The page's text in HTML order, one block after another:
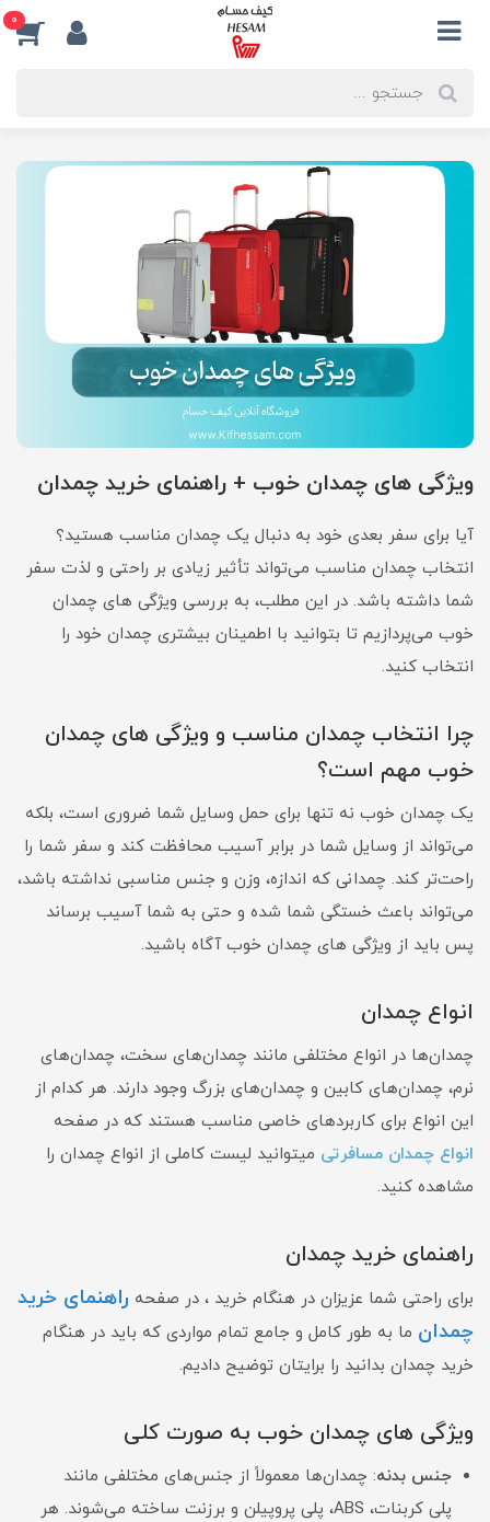
0
ویژگی های چمدان خوب + راهنمای خرید چمدان
آیا برای سفر بعدی خود به دنبال یک چمدان مناسب هستید؟
انتخاب چمدان مناسب می‌تواند تأثیر زیادی بر راحتی و لذت سفر
شما داشته باشد. در این مطلب، به بررسی ویژگی های چمدان
خوب می‌پردازیم تا بتوانید با اطمینان بیشتری چمدان خود را
انتخاب کنید.
چرا انتخاب چمدان مناسب و ویژگی های چمدان
خوب مهم است؟
یک چمدان خوب نه تنها برای حمل وسایل شما ضروری است، بلکه
می‌تواند از وسایل شما در برابر آسیب محافظت کند و سفر شما را
راحت‌تر کند. چمدانی که اندازه، وزن و جنس مناسبی نداشته باشد،
می‌تواند باعث خستگی شما شده و حتی به شما آسیب برساند
پس باید از ویژگی های چمدان خوب آگاه باشید.
انواع چمدان
چمدان‌ها در انواع مختلفی مانند چمدان‌های سخت، چمدان‌های
نرم، چمدان‌های کابین و چمدان‌های بزرگ وجود دارند. هر کدام از
این انواع برای کاربردهای خاصی مناسب هستند که در صفحه
انواع چمدان مسافرتی میتوانید لیست کاملی از انواع چمدان را
مشاهده کنید.
راهنمای خرید چمدان
برای راحتی شما عزیزان در هنگام خرید ، در صفحه راهنمای خرید
چمدان ما به طور کامل و جامع تمام مواردی که باید در هنگام
خرید چمدان بدانید را برایتان توضیح دادیم.
ویژگی های چمدان خوب به صورت کلی
جنس بدنه: چمدان‌ها معمولاً از جنس‌های مختلفی مانند
پلی کربنات، ABS، پلی پروپیلن و برزنت ساخته می‌شوند. هر